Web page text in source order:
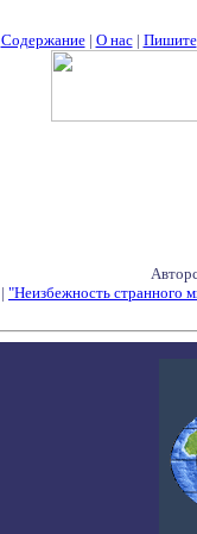
Содержание| О нас| Пишите
| "Неизбежность странного